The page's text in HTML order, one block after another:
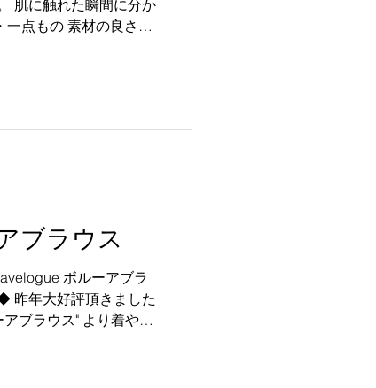
ブラウス
ボルーアブラ
大好評頂きました
ブラウス" より着やす